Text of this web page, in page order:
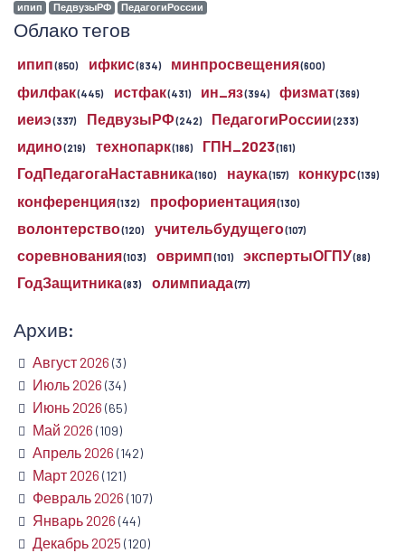
ипип ПедвузыРФ ПедагогиРоссии
Облако тегов
ипип(850) ифкис(834) минпросвещения(600)
филфак(445) истфак(431) ин_яз(394) физмат(369)
иеиэ(337) ПедвузыРФ(242) ПедагогиРоссии(233)
идино(219) технопарк(186) ГПН_2023(161)
ГодПедагогаНаставника(160) наука(157) конкурс(139)
конференция(132) профориентация(130)
волонтерство(120) учительбудущего(107)
соревнования(103) овримп(101) экспертыОГПУ(88)
ГодЗащитника(83) олимпиада(77)
Архив:
Август 2026 (3)
Июль 2026 (34)
Июнь 2026 (65)
Май 2026 (109)
Апрель 2026 (142)
Март 2026 (121)
Февраль 2026 (107)
Январь 2026 (44)
Декабрь 2025 (120)